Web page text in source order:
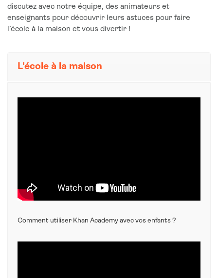
discutez avec notre équipe, des animateurs et
enseignants pour découvrir leurs astuces pour faire
l’école à la maison et vous divertir !
L'école à la maison
Comment utiliser Khan Academy avec vos enfants ?